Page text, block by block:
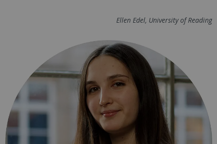
Ellen Edel, University of Reading